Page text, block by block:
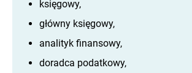
księgowy,
główny księgowy,
analityk finansowy,
doradca podatkowy,